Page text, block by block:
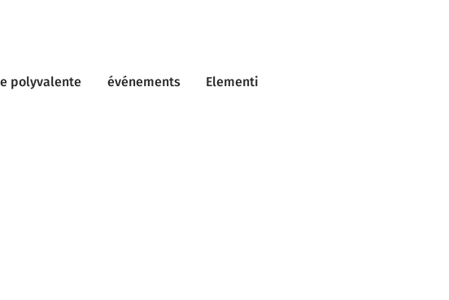
polyvalente événements Elementi